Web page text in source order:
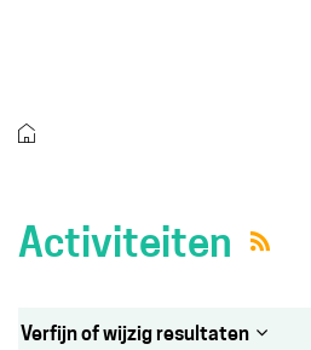
Startpagina
Activiteiten
Verfijn of wijzig resultaten